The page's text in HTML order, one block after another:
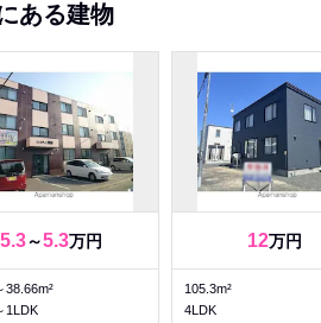
ある建物
Previous
5.3～5.3万円
38.66m²
1LDK
12万円
105.3m²
4LDK